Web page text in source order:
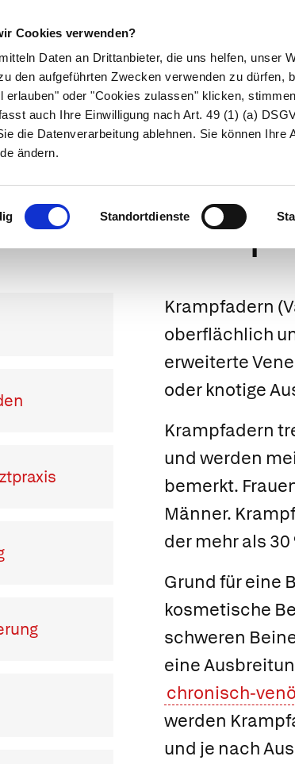
Cookies verwenden?
Daten an Drittanbieter, die uns helfen, unser
den aufgeführten Zwecken verwenden zu dürfen,
erlauben" oder "Cookies zulassen" klicken,
auch Ihre Einwilligung nach Art. 49 (1) (a)
die Datenverarbeitung ablehnen. Sie können Ihre
ändern.
Standortdienste
Therapie Medikamente Naturheilkunde
Krampfadern
oberflächlich
erweiterte
oder knotige
Krampfadern
und werden
bemerkt.
Männer.
der mehr als
Grund für eine
kosmetische
schweren
eine
chronisch-
werden
und je nach